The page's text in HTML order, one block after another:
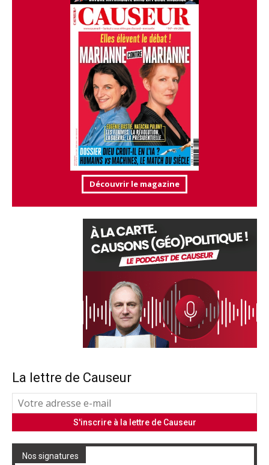
Découvrir le magazine
La lettre de Causeur
Nos signatures